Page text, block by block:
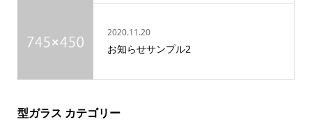
2020.11.20
お知らせサンプル2
型ガラス カテゴリー